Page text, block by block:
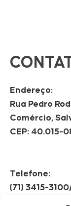
Endereço:
Rua Pedro
Comércio,
CEP: 40.015-
Telefone:
(71) 3415-